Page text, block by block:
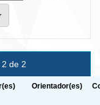
de 2
Orientador(es)